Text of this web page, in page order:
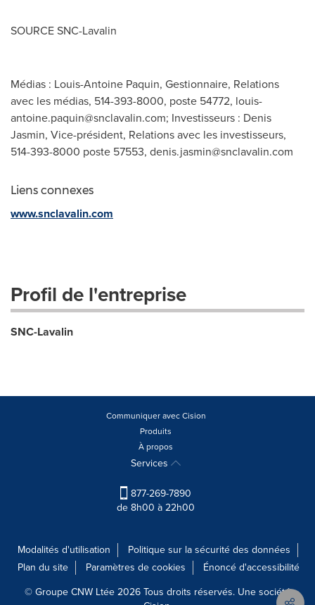
SOURCE SNC-Lavalin
Médias : Louis-Antoine Paquin, Gestionnaire, Relations
avec les médias, 514-393-8000, poste 54772, louis-
antoine.paquin@snclavalin.com; Investisseurs : Denis
Jasmin, Vice-président, Relations avec les investisseurs,
514-393-8000 poste 57553, denis.jasmin@snclavalin.com
Liens connexes
www.snclavalin.com
Profil de l'entreprise
SNC-Lavalin
Communiquer avec Cision
Produits
À propos
Services
877-269-7890
de 8h00 à 22h00
Modalités d'utilisation
Politique sur la sécurité des données
Plan du site
Paramètres de cookies
Énoncé d'accessibilité
© Groupe CNW Ltée 2026 Tous droits réservés. Une société